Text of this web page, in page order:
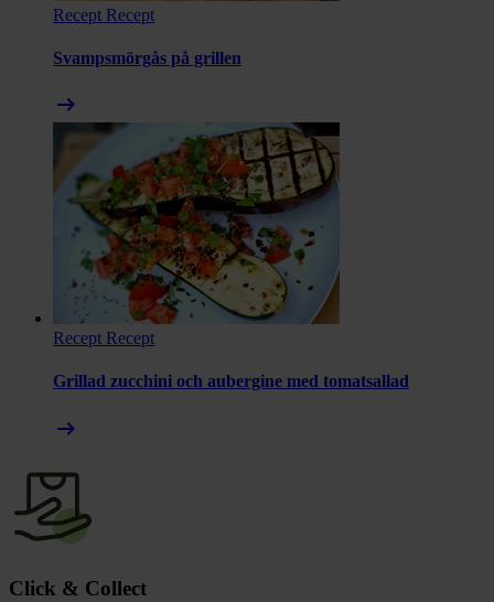
Recept Recept
Svampsmörgås på grillen
arrow_right_alt
Recept Recept
Grillad zucchini och aubergine med tomatsallad
arrow_right_alt
Click & Collect